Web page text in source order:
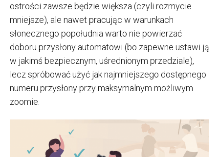
ostrości zawsze będzie większa (czyli rozmycie
mniejsze), ale nawet pracując w warunkach
słonecznego popołudnia warto nie powierzać
doboru przysłony automatowi (bo zapewne ustawi ją
w jakimś bezpiecznym, uśrednionym przedziale),
lecz spróbować użyć jak najmniejszego dostępnego
numeru przysłony przy maksymalnym możliwym
zoomie.